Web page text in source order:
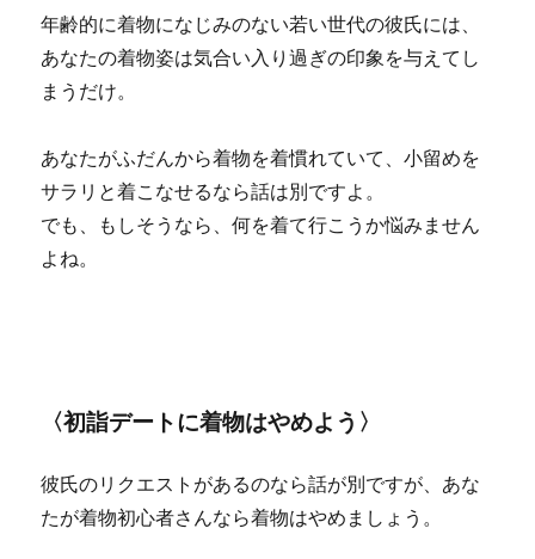
年齢的に着物になじみのない若い世代の彼氏には、
あなたの着物姿は気合い入り過ぎの印象を与えてし
まうだけ。
あなたがふだんから着物を着慣れていて、小留めを
サラリと着こなせるなら話は別ですよ。
でも、もしそうなら、何を着て行こうか悩みません
よね。
〈初詣デートに着物はやめよう〉
彼氏のリクエストがあるのなら話が別ですが、あな
たが着物初心者さんなら着物はやめましょう。